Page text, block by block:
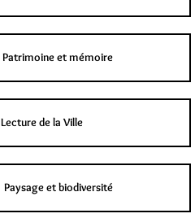
Patrimoine et mémoire
Lecture de la Ville
Paysage et biodiversité